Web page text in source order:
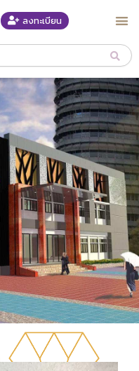
ลงทะเบียน